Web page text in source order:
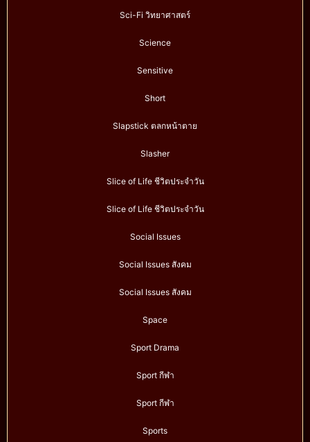
Sci-Fi วิทยาศาสตร์
Science
Sensitive
Short
Slapstick ตลกหน้าตาย
Slasher
Slice of Life ชีวิตประจำวัน
Slice of Life ชีวิตประจำวัน
Social Issues
Social Issues สังคม
Social Issues สังคม
Space
Sport Drama
Sport กีฬา
Sport กีฬา
Sports